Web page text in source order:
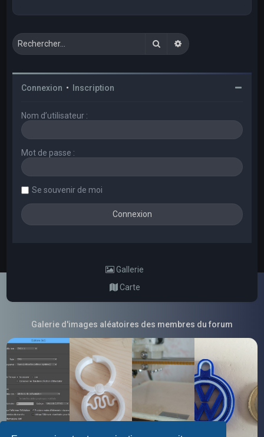
RechercherRecherche avancée
Connexion • Inscription
Nom d’utilisateur :
Mot de passe :
Se souvenir de moi
Gallerie
Carte
Galerie d'images aléatoires des membres du forum